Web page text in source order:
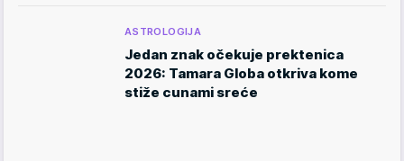
ASTROLOGIJA
Jedan znak očekuje prektenica
2026: Tamara Globa otkriva kome
stiže cunami sreće